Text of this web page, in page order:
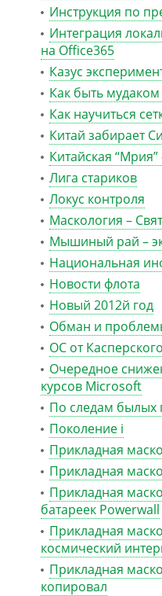
Инструкция по
Интеграция
на Office365
Казус
Как быть мудаком
Как научиться
Китай забирает
Китайская
Лига стариков
Локус контроля
Маскология –
Мышиный рай –
Национальная
Новости флота
Новый 2012й год
Обман и
ОС от Касперского
Очередное
курсов Microsoft
По следам былых
Поколение i
Прикладная
Прикладная
Прикладная
батареек Powerwall
Прикладная
космический
Прикладная
копировал